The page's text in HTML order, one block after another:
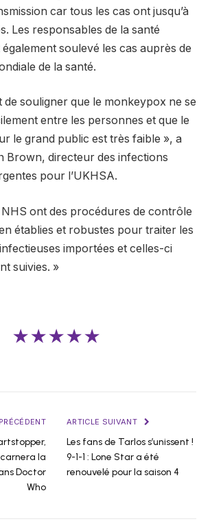
car tous les cas ont jusqu’à
Les responsables de la santé
soulevé les cas auprès de
de la santé.
de souligner que le monkeypox ne se
entre les personnes et que le
le grand public est très faible », a
Brown, directeur des infections
pour l’UKHSA.
NHS ont des procédures de contrôle
établies et robustes pour traiter les
importées et celles-ci
suivies. »
★★★★★
la
Doctor
Who
ARTICLE SUIVANT
Les fans de Tarlos s’unissent !
9-1-1 : Lone Star a été
renouvelé pour la saison 4